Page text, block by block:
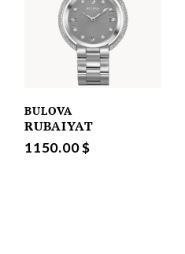
BULOVA
RUBAIYAT
1150.00 $